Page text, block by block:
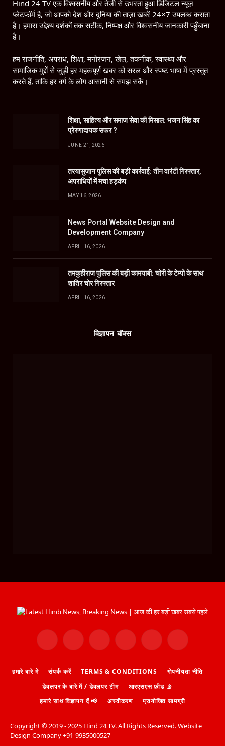
Hind 24 TV एक विश्वसनीय और तेजी से उभरता हुआ डिजिटल न्यूज़
प्लेटफॉर्म है, जो आपको देश और दुनिया की ताज़ा खबरें 24×7 उपलब्ध कराता
है। हमारा उद्देश्य दर्शकों तक सटीक, निष्पक्ष और विश्वसनीय जानकारी पहुँचाना
है।
हम राजनीति, अपराध, शिक्षा, मनोरंजन, खेल, तकनीक, स्वास्थ्य और
सामाजिक मुद्दों से जुड़ी हर महत्वपूर्ण खबर को सरल और स्पष्ट भाषा में प्रस्तुत
करते हैं, ताकि हर वर्ग के लोग आसानी से समझ सकें।
शिक्षा, साहित्य और समाज सेवा की मिसाल: भजन सिंह का
प्रेरणादायक सफर ?
JUNE 21, 2026
तरयासुजान पुलिस की बड़ी कार्रवाई: तीन वारंटी गिरफ्तार,
अपराधियों में मचा हड़कंप
MAY 16, 2026
News Portal Website Design and
Development Company
APRIL 16, 2026
तमकुहीराज पुलिस की बड़ी कामयाबी: चोरी के टेम्पो के साथ
शातिर चोर गिरफ्तार
APRIL 16, 2026
विज्ञापन बॉक्स
Facebook
(Twitter)
Instagram Pinterest WhatsApp Telegram
हमारे बारे में संपर्क करें TERMS & CONDITIONS
गोपनीयता नीति
डेवलपर के बारे में / डेवलपर टीम
आरएसएस फ़ीड 📡
हमारे साथ विज्ञापन दें 📢
अस्वीकरण प्रायोजित सामग्री
Copyright ©️ 2019 - 2025 Hind 24 TV. All Rights Reserved. Website
Design Company +91-9935000527